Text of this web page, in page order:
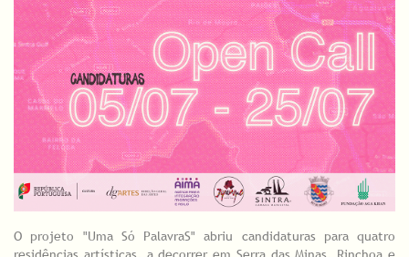
O projeto "Uma Só PalavraS" abriu candidaturas para quatro